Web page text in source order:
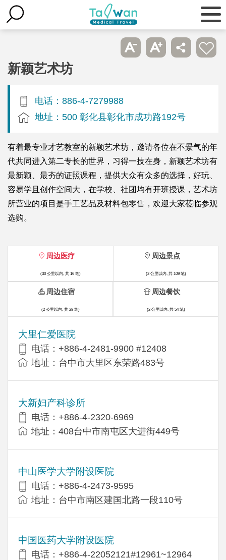
新颖艺术坊
电话：886-4-7279988
地址：500 彰化县彰化市成功路192号
有着最专业才艺教室的新颖艺术坊，邀请各位在不景气的年
代共同进入第二专长的世界，习得一技在身，新颖艺术坊有
最新颖、最夯的证照课程，提供大众有众多的选择，好玩、
容易学且创作空间大，在学校、社团均有开班授课，艺术坊
所营业的项目是手工艺品及材料包零售，欢迎大家莅临参观
选购。
周边医疗
(30 公里以内, 共 16 笔)
大里仁爱医院
电话：+886-4-2481-9900 #12408
地址：台中市大里区东荣路483号
大新妇产科诊所
电话：+886-4-2320-6969
地址：408台中市南屯区大进街449号
中山医学大学附设医院
电话：+886-4-2473-9595
地址：台中市南区建国北路一段110号
中国医药大学附设医院
电话：+886-4-22052121#12961~12964
周边景点
(2 公里以内, 共 109 笔)
周边住宿
(2 公里以内, 共 28 笔)
周边餐饮
(2 公里以内, 共 54 笔)